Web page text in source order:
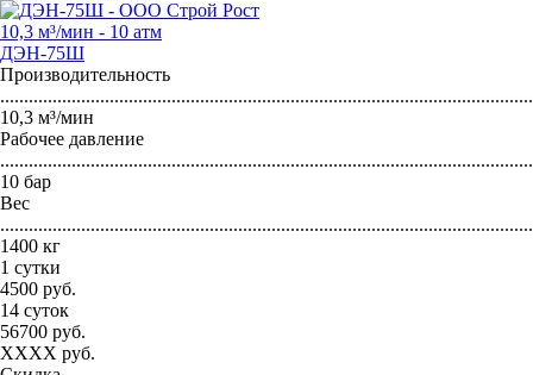
10,3 м³/мин - 10 атм
ДЭН-75Ш
Производительность
10,3 м³/мин
Рабочее давление
10 бар
Вес
1400 кг
1 сутки
4500 руб.
14 суток
56700 руб.
XXXX руб.